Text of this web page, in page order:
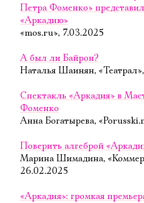
Петра Фоменко»
«Аркадию»
«mos.ru», 7.03.2025
А был ли Байрон?
Наталья Шаинян,
Спектакль «Аркадия» в
Фоменко
Анна Богатырева,
Поверить алгеброй
Марина Шимадина,
26.02.2025
«Аркадия»: громкая